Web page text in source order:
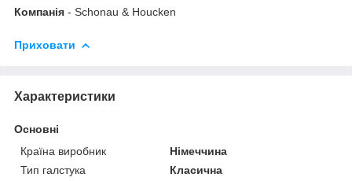
Компанія - Schonau & Houcken
Приховати
Характеристики
Основні
Країна виробник
Німеччина
Тип галстука
Класична